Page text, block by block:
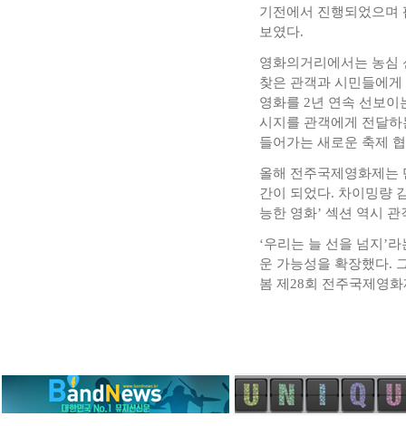
기전에서 진행되었으며
보였다.
영화의거리에서는 농심
찾은 관객과 시민들에
영화를 2년 연속 선보
시지를 관객에게 전달
들어가는 새로운 축제
올해 전주국제영화제는
간이 되었다. 차이밍량
능한 영화’ 섹션 역시
‘우리는 늘 선을 넘지’
운 가능성을 확장했다.
봄 제28회 전주국제영